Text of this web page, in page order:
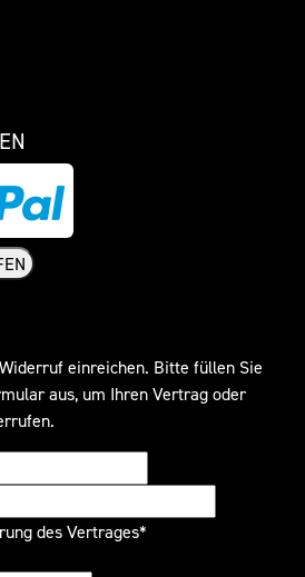
einreichen. Bitte füllen Sie
aus, um Ihren Vertrag oder
des Vertrages*